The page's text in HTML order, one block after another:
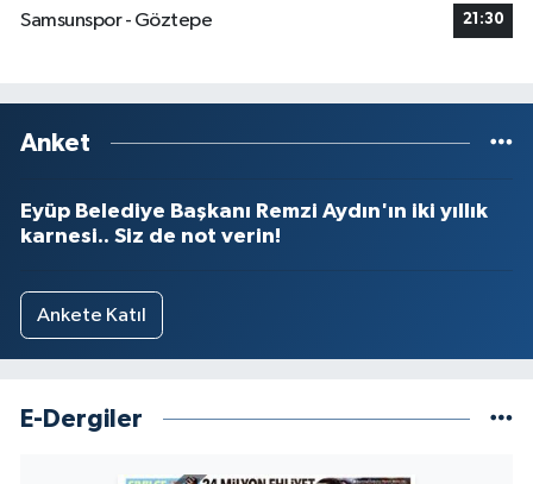
Samsunspor - Göztepe
21:30
Anket
Eyüp Belediye Başkanı Remzi Aydın'ın iki yıllık
karnesi.. Siz de not verin!
Ankete Katıl
E-Dergiler